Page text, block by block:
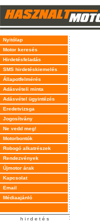
Nyitólap
Motor keresés
Hirdetésfeladás
SMS hirdetéskiemelés
Állapotfelmérés
Adásvételi minta
Adásvétel ügyintézés
Eredetvizsga
Jogosítvány
Ne vedd meg!
Motorbontók
Robogó alkatrészek
Rendezvények
Újmotor árak
Kapcsolat
Email
Médiaajánló
h i r d e t é s